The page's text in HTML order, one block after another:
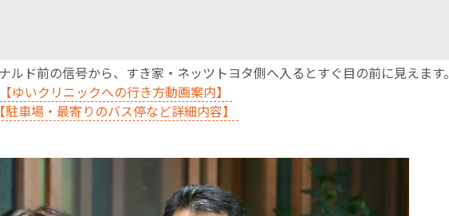
ド前の信号から、すき家・ネッツトヨタ側へ入るとすぐ目の前に見えます。
【ゆいクリニックへの行き方動画案内】
【駐車場・最寄りのバス停など詳細内容】